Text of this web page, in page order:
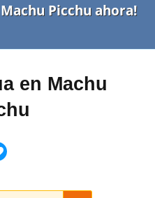
Picchu ahora!
en Machu